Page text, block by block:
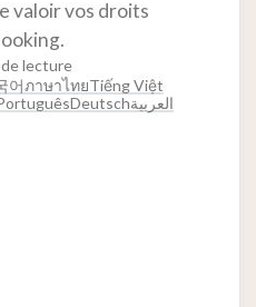
valoir vos droits
lecture
어ภาษาไทยTiếng Việt
Deutschالعربية